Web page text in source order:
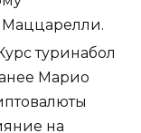
туринабол
Марио
на